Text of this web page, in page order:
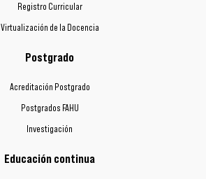
Registro Curricular
Virtualización de la Docencia
Postgrado
Acreditación Postgrado
Postgrados FAHU
Investigación
Educación continua